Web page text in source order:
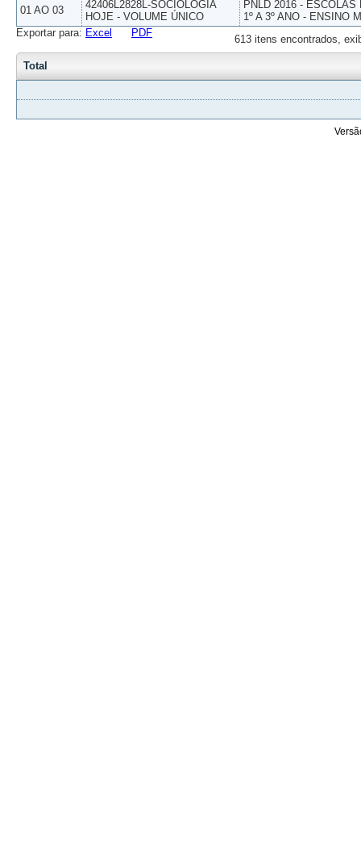
01 AO 03
42406L2828L-SOCIOLOGIA
HOJE - VOLUME ÚNICO
PNLD 2016 -
1º A 3º ANO - ENSINO
613 itens encontrados,
Exportar para: Excel PDF
Total